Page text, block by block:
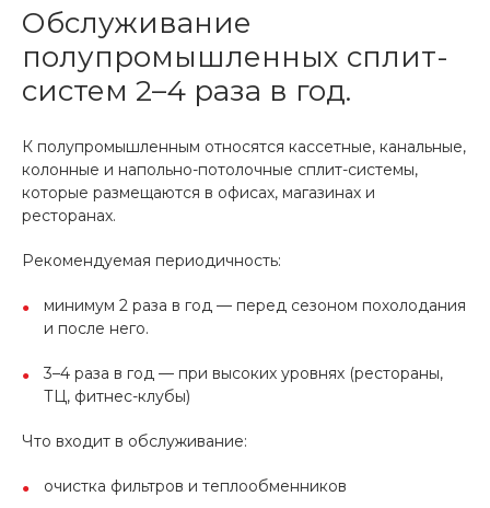
Обслуживание
полупромышленных сплит-
систем 2–4 раза в год.
К полупромышленным относятся кассетные, канальные,
колонные и напольно-потолочные сплит-системы,
которые размещаются в офисах, магазинах и
ресторанах.
Рекомендуемая периодичность:
минимум 2 раза в год — перед сезоном похолодания
и после него.
3–4 раза в год — при высоких уровнях (рестораны,
ТЦ, фитнес-клубы)
Что входит в обслуживание:
очистка фильтров и теплообменников